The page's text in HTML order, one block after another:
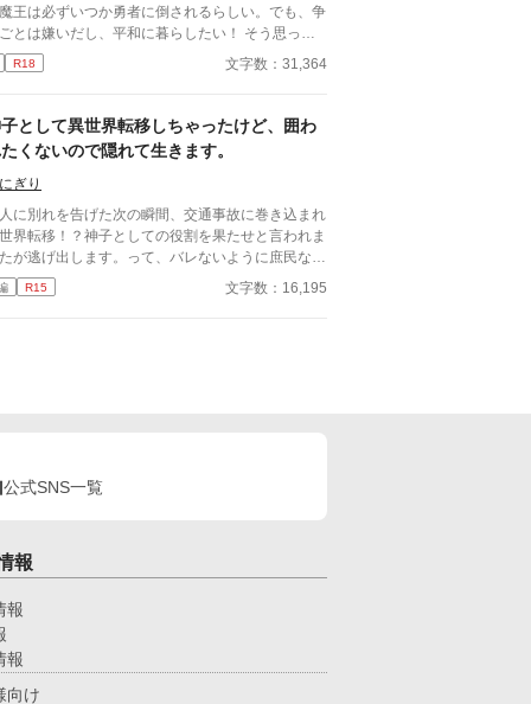
王は必ずいつか勇者に倒されるらしい。でも、争
とは嫌いだし、平和に暮らしたい！ そう思って
作りをがんばっていたのに、突然やってきた勇者
っさりと敗北。 死ぬ直前に過去を思い出して、
もうどうしようもない。 次、生まれ変わるとし
もう魔王は嫌だな、と思いながら再び目を覚ます
なぜかベッドにつながれていた――。 6話完結の
です。前半は受けの魔王視点。後半は攻めの勇者
。 性描写は最終話のみに入ります。 ※注意 ・攻
過去に女性と関係を持っていますが、詳細な描写
りません。 ・多少の流血表現があるため、「残
描写あり」タグを保険としてつけています。
R18 文字数：31,364
として異世界転移しちゃったけど、囲わ
くないので隠れて生きます。
ぎり
に別れを告げた次の瞬間、交通事故に巻き込まれ
界転移！？神子としての役割を果たせと言われま
が逃げ出します。って、バレないように庶民な生
りたいんですが？ ヤンデレなる可能性大です
注意。
R15 文字数：16,195
公式SNS一覧
報
報
報
向け